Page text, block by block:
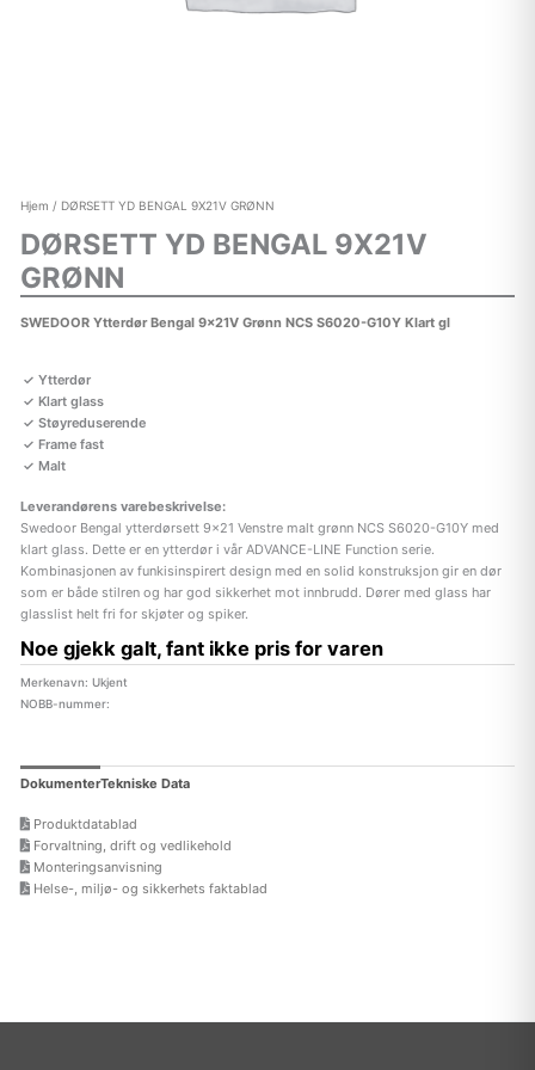
Hjem / DØRSETT YD BENGAL 9X21V GRØNN
DØRSETT YD BENGAL 9X21V
GRØNN
SWEDOOR Ytterdør Bengal 9x21V Grønn NCS S6020-G10Y Klart gl
Ytterdør
Klart glass
Støyreduserende
Frame fast
Malt
Leverandørens varebeskrivelse:
Swedoor Bengal ytterdørsett 9×21 Venstre malt grønn NCS S6020-G10Y med
klart glass. Dette er en ytterdør i vår ADVANCE-LINE Function serie.
Kombinasjonen av funkisinspirert design med en solid konstruksjon gir en dør
som er både stilren og har god sikkerhet mot innbrudd. Dører med glass har
glasslist helt fri for skjøter og spiker.
Noe gjekk galt, fant ikke pris for varen
Merkenavn: Ukjent
NOBB-nummer:
DokumenterTekniske Data
Produktdatablad
Forvaltning, drift og vedlikehold
Monteringsanvisning
Helse-, miljø- og sikkerhets faktablad